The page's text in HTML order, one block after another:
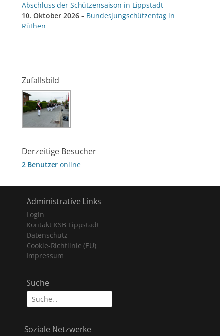
Abschluss der Schützensaison in Lippstadt
10. Oktober 2026 – Bundesjungschützentag in
Rüthen
Zufallsbild
Derzeitige Besucher
2 Benutzer online
Administrative Links
Login
Kontakt KSB Lippstadt
Datenschutz
Cookie-Richtlinie (EU)
Impressum
Suche
Suche
nach:
Soziale Netzwerke